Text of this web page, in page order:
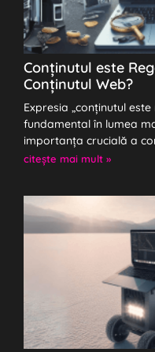
Conținutul este
Conținutul Web?
Expresia „conținutul
fundamental în lumea
importanța crucială a
citeşte mai mult »